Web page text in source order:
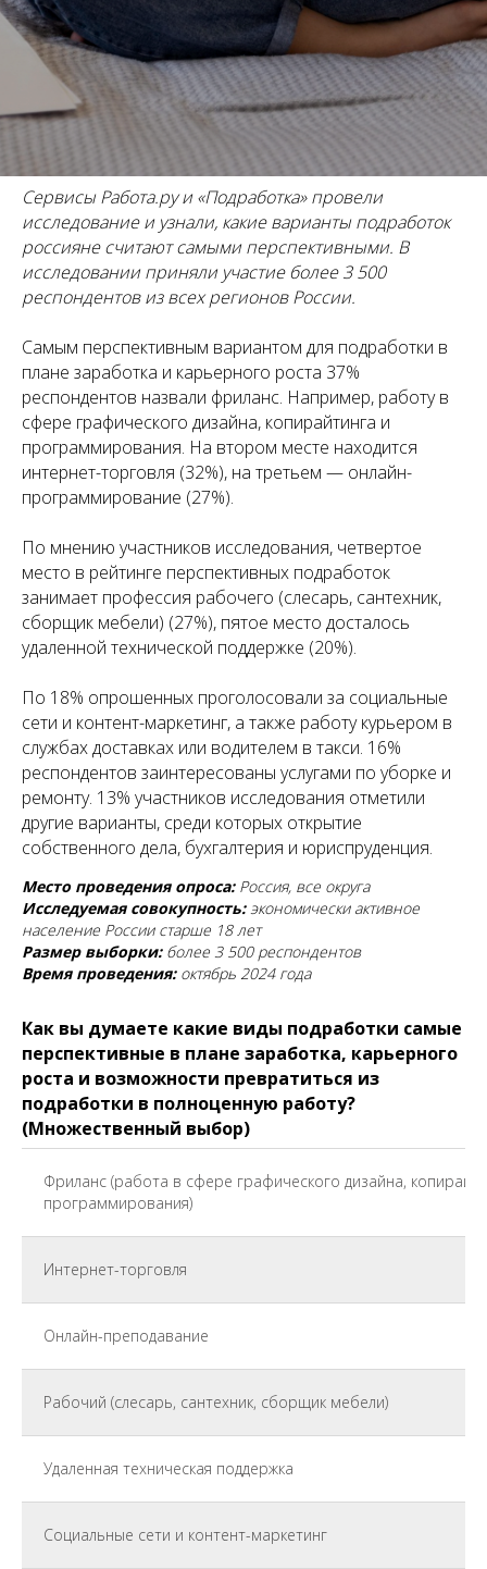
Сервисы Работа.ру и «Подработка» провели
исследование и узнали, какие варианты подработок
россияне считают самыми перспективными. В
исследовании приняли участие более 3 500
респондентов из всех регионов России.
Самым перспективным вариантом для подработки в
плане заработка и карьерного роста 37%
респондентов назвали фриланс. Например, работу в
сфере графического дизайна, копирайтинга и
программирования. На втором месте находится
интернет-торговля (32%), на третьем — онлайн-
программирование (27%).
По мнению участников исследования, четвертое
место в рейтинге перспективных подработок
занимает профессия рабочего (слесарь, сантехник,
сборщик мебели) (27%), пятое место досталось
удаленной технической поддержке (20%).
По 18% опрошенных проголосовали за социальные
сети и контент-маркетинг, а также работу курьером в
службах доставках или водителем в такси. 16%
респондентов заинтересованы услугами по уборке и
ремонту. 13% участников исследования отметили
другие варианты, среди которых открытие
собственного дела, бухгалтерия и юриспруденция.
Место проведения опроса: Россия, все округа
Исследуемая совокупность:экономически активное
население России старше 18 лет
Размер выборки: более 3 500 респондентов
Время проведения: октябрь 2024 года
Как вы думаете какие виды подработки самые
перспективные в плане заработка, карьерного
роста и возможности превратиться из
подработки в полноценную работу?
(Множественный выбор)
Фриланс (работа в сфере графического дизайна,
программирования)
Интернет-торговля
Онлайн-преподавание
Рабочий (слесарь, сантехник, сборщик мебели)
Удаленная техническая поддержка
Социальные сети и контент-маркетинг